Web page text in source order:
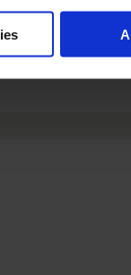
wie weet tot